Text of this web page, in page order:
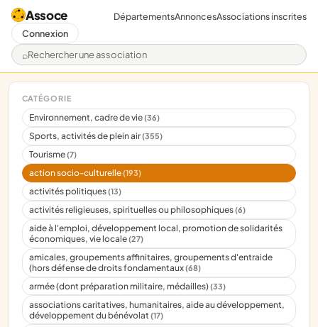
Assoce
Rechercher une association
DépartementsAnnoncesAssociations inscrites
Connexion
CATÉGORIE
Environnement, cadre de vie(36)
Sports, activités de plein air(355)
Tourisme(7)
action socio-culturelle(193)
activités politiques(13)
activités religieuses, spirituelles ou philosophiques(6)
aide à l'emploi, développement local, promotion de solidarités
économiques, vie locale(27)
amicales, groupements affinitaires, groupements d'entraide
(hors défense de droits fondamentaux(68)
armée (dont préparation militaire, médailles)(33)
associations caritatives, humanitaires, aide au développement,
développement du bénévolat(17)